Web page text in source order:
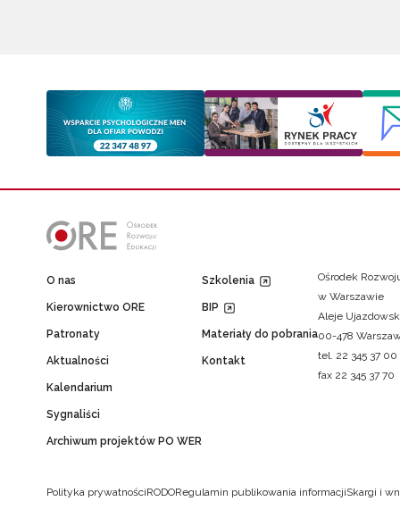
O nas
Kierownictwo ORE
Patronaty
Aktualności
Kalendarium
Sygnaliści
Archiwum projektów PO WER
Szkolenia
BIP
Materiały do pobrania
Kontakt
Ośrodek
w Warszawie
Aleje
00-478
tel. 22 345 37 00
fax 22 345 37 70
Polityka prywatnościRODORegulamin publikowania informacjiSkargi i